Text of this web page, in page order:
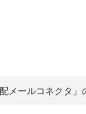
配メールコネクタ